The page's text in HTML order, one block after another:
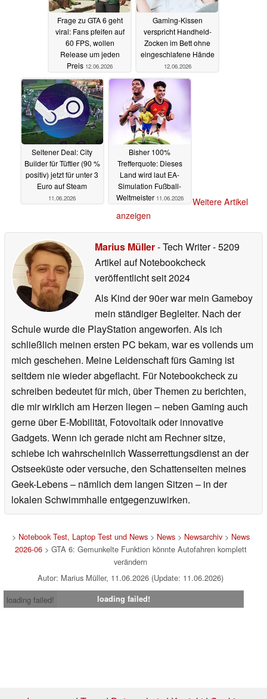
Frage zu GTA 6 geht
viral: Fans pfeifen auf
60 FPS, wollen
Release um jeden
Preis 12.06.2026
Gaming-Kissen
verspricht Handheld-
Zocken im Bett ohne
eingeschlafene Hände
12.06.2026
Seltener Deal: City
11.06.2026
Bisher 100%
Trefferquote: Dieses
Land wird laut EA-
Weltmeister 11.06.2026
Weitere Artikel
anzeigen
Marius Müller- Tech Writer- 5209
Artikel auf Notebookcheck
veröffentlichtseit 2024
Als Kind der 90er war mein Gameboy
mein ständiger Begleiter. Nach der
Schule wurde die PlayStation angeworfen. Als ich
schließlich meinen ersten PC bekam, war es vollends um
mich geschehen. Meine Leidenschaft fürs Gaming ist
seitdem nie wieder abgeflacht. Für Notebookcheck zu
schreiben bedeutet für mich, über Themen zu berichten,
die mir wirklich am Herzen liegen – neben Gaming auch
gerne über E-Mobilität, Fotovoltaik oder innovative
Gadgets. Wenn ich gerade nicht am Rechner sitze,
schiebe ich wahrscheinlich Wasserrettungsdienst an der
Geek-Lebens – nämlich dem langen Sitzen – in der
lokalen Schwimmhalle entgegenzuwirken.
> News Newsarchiv>
2026-06> GTA 6: Gemunkelte Funktion könnte Autofahren komplett
verändern